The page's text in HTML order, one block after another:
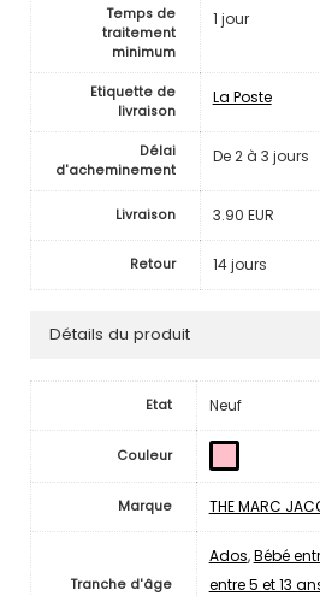
Temps de
traitement
minimum
1 jour
Etiquette de
livraison
La Poste
Délai
d'acheminement
De 2 à 3 jours
Livraison 3.90 EUR
Retour 14 jours
Détails du produit
Etat Neuf
Couleur
Marque THE MARC
Tranche d'âge
Ados,Bébé
entre 5 et 13